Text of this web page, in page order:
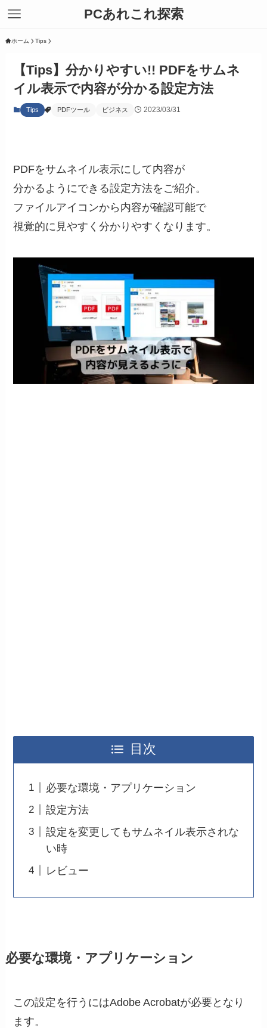
PCあれこれ探索
ホーム Tips
【Tips】分かりやすい!! PDFをサムネ
イル表示で内容が分かる設定方法
Tips PDFツール ビジネス 2023/03/31
PDFをサムネイル表示にして内容が
分かるようにできる設定方法をご紹介。
ファイルアイコンから内容が確認可能で
視覚的に見やすく分かりやすくなります。
目次
必要な環境・アプリケーション
設定方法
設定を変更してもサムネイル表示されな
い時
レビュー
必要な環境・アプリケーション
この設定を行うにはAdobe Acrobatが必要となり
ます。